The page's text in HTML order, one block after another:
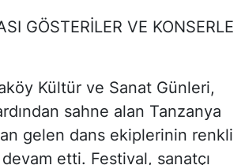
GÖSTERİLER VE KONSERLE
Kültür ve Sanat Günleri,
sahne alan Tanzanya
gelen dans ekiplerinin renkli
etti. Festival, sanatçı